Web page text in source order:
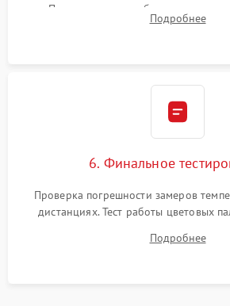
Программная калибровка матрицы
абсолютно черному телу для точного
Подробнее
6. Финальное
Проверка погрешности замеров
дистанциях. Тест работы цветовых
термограмм в память и передачи
автономности работы и итоговый
Подробнее